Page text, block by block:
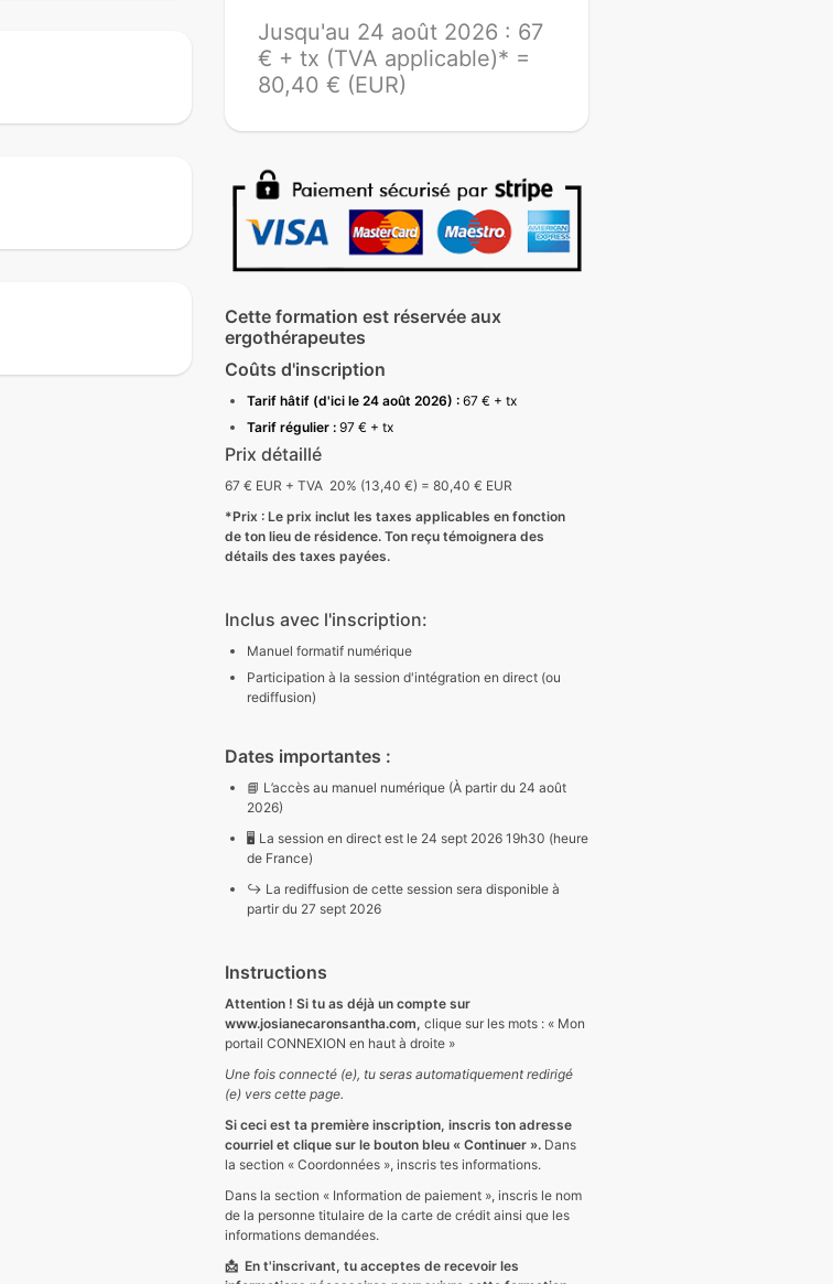
Jusqu'au 24 août 2026 : 67
€ + tx (TVA applicable)* =
80,40 € (EUR)
Cette formation est réservée aux
ergothérapeutes
Coûts d'inscription
Tarif hâtif (d'ici le 24 août 2026) : 67 € + tx
Tarif régulier : 97 € + tx
Prix détaillé
67 € EUR + TVA 20% (13,40 €) = 80,40 € EUR
*Prix : Le prix inclut les taxes applicables en fonction
de ton lieu de résidence. Ton reçu témoignera des
détails des taxes payées.
Inclus avec l'inscription:
Manuel formatif numérique
Participation à la session d'intégration en direct (ou
rediffusion)
Dates importantes :
📘 L’accès au manuel numérique (À partir du 24 août
2026)
🖥️ La session en direct est le 24 sept 2026 19h30 (heure
de France)
↪️ La rediffusion de cette session sera disponible à
partir du 27 sept 2026
Instructions
Attention ! Si tu as déjà un compte sur
www.josianecaronsantha.com, clique sur les mots : « Mon
portail CONNEXION en haut à droite »
Une fois connecté (e), tu seras automatiquement redirigé
(e) vers cette page.
Si ceci est ta première inscription, inscris ton adresse
courriel et clique sur le bouton bleu « Continuer ». Dans
la section « Coordonnées », inscris tes informations.
Dans la section « Information de paiement », inscris le nom
de la personne titulaire de la carte de crédit ainsi que les
informations demandées.
📩 En t'inscrivant, tu acceptes de recevoir les